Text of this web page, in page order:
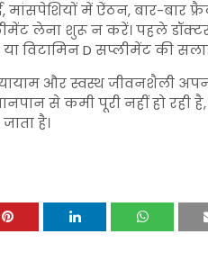
मांसपेशियों में ऐंठन, बार-
लेना शुरू न करें। पहले
विटामिन D सप्लीमेंट की सलाह
और स्वस्थ जीवनशैली
से कमी पूरी नहीं हो रही
है।